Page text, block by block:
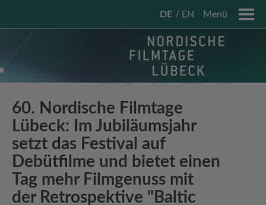
DE EN Menü
60. Nordische Filmtage
Lübeck: Im Jubiläumsjahr
setzt das Festival auf
Debütfilme und bietet einen
Tag mehr Filmgenuss mit
der Retrospektive "Baltic